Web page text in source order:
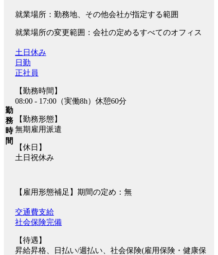
就業場所：勤務地、その他会社が指定する範囲
就業場所の変更範囲：会社の定めるすべてのオフィス
勤
務
時
間
土日休み
日勤
正社員
【勤務時間】
08:00 - 17:00（実働8h）休憩60分
【勤務形態】
無期雇用派遣
【休日】
土日祝休み
【雇用形態補足】期間の定め：無
交通費支給
社会保険完備
【待遇】
昇給昇格、日払い/週払い、社会保険(雇用保険・健康保